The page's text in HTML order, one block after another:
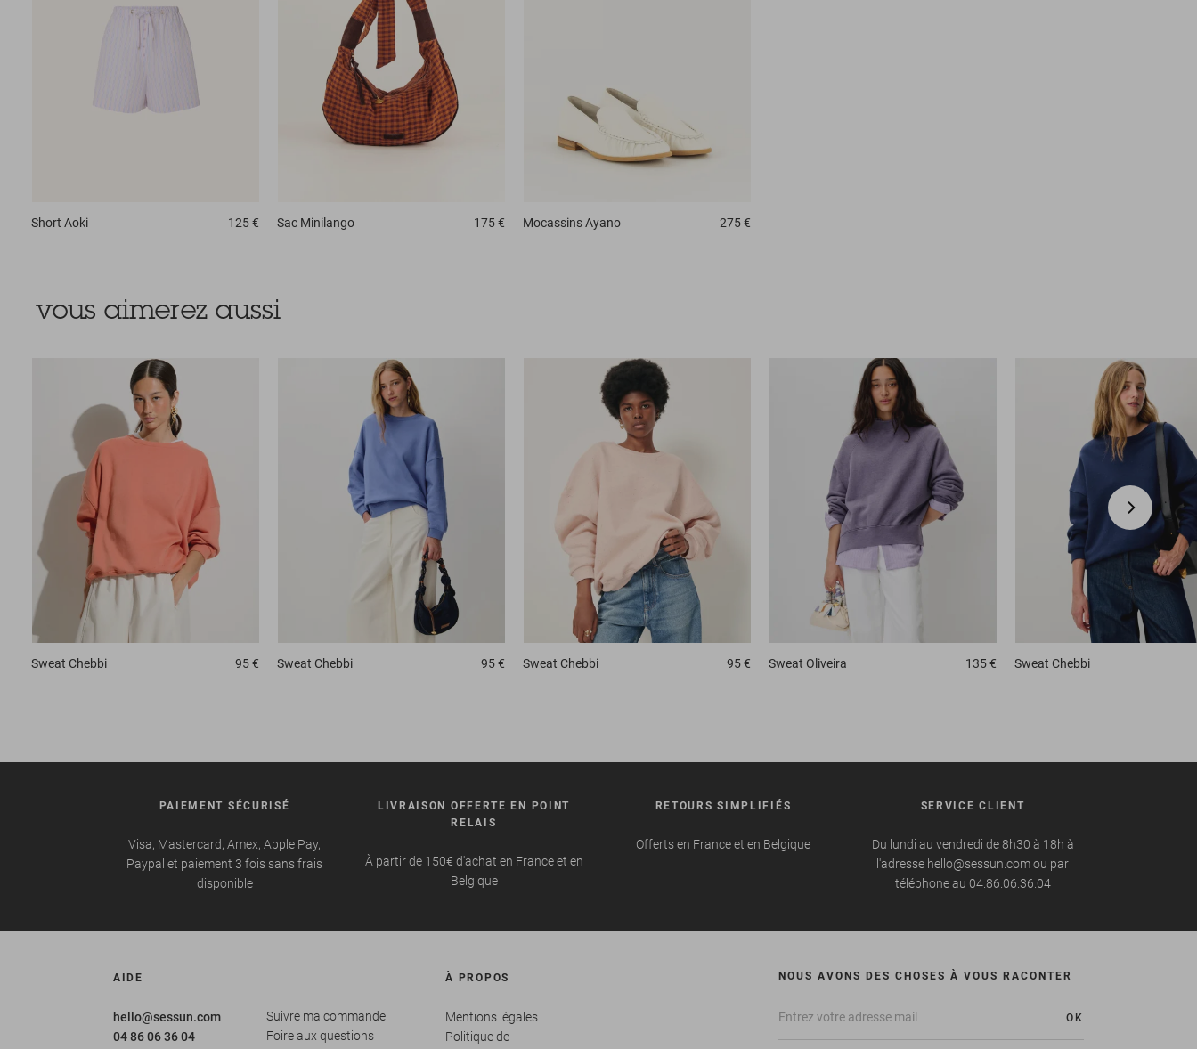
Short Aoki 125 € Sac Minilango 175 € MocassinsAyano 275 €
vous aimerez aussi
Sweat Chebbi 95 € Sweat Chebbi 95 € Sweat Chebbi 95 € Sweat Oliveira 135 € Sweat Chebbi
PAIEMENT SÉCURISÉ
Visa, Mastercard, Amex, Apple Pay,
Paypal et paiement 3 fois sans frais
disponible
LIVRAISON OFFERTE EN POINT
RELAIS
À partir de 150€ d'achat en France et en
Belgique
RETOURS SIMPLIFIÉS
Offerts en France et en Belgique
SERVICE CLIENT
Du lundi au vendredi de 8h30 à 18h à
l'adresse hello@sessun.com ou par
téléphone au 04.86.06.36.04
AIDE
hello@sessun.com
04 86 06 36 04
Suivre ma commande
Foire aux questions
À PROPOS
Mentions légales
Politique de
NOUS AVONS DES CHOSES À VOUS RACONTER
OK